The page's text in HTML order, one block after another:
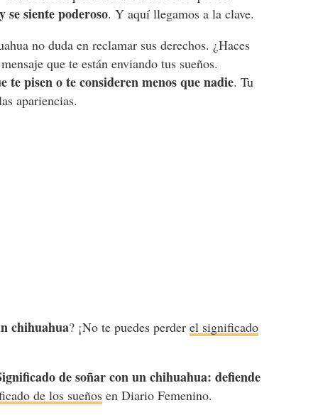
se siente poderoso. Y aquí llegamos a la clave.
no duda en reclamar sus derechos. ¿Haces
que te están enviando tus sueños.
te pisen o te consideren menos que nadie. Tu
apariencias.
chihuahua? ¡No te puedes perderel significado
de soñar con un chihuahua: defiende
de los sueños en Diario Femenino.